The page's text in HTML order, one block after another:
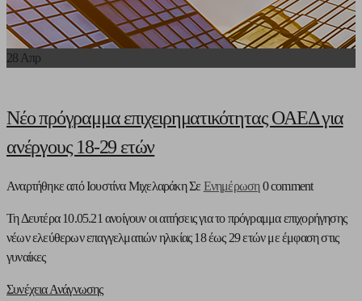
28 Απρ
Νέο πρόγραμμα επιχειρηματικότητας ΟΑΕΔ για
ανέργους 18-29 ετών
Αναρτήθηκε από Ιουστίνα ΜιχελαράκηΣε Ενημέρωση 0 comment
Τη Δευτέρα 10.05.21 ανοίγουν οι αιτήσεις για το πρόγραμμα επιχορήγησης
νέων ελεύθερων επαγγελματιών ηλικίας 18 έως 29 ετών με έμφαση στις
γυναίκες
Συνέχεια Ανάγνωσης